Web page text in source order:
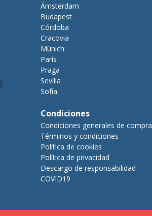
Ámsterdam
Budapest
Córdoba
Cracovia
Múnich
París
Praga
Sevilla
Sofía
Condiciones
Condiciones generales de compra
Términos y condiciones
Política de cookies
Política de privacidad
Descargo de responsabilidad
COVID19